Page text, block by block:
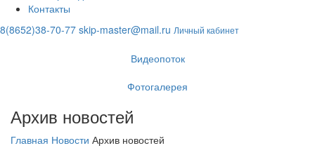
Контакты
8(8652)38-70-77 skip-master@mail.ru Личный кабинет
Видеопоток
Фотогалерея
Архив новостей
Главная Новости Архив новостей